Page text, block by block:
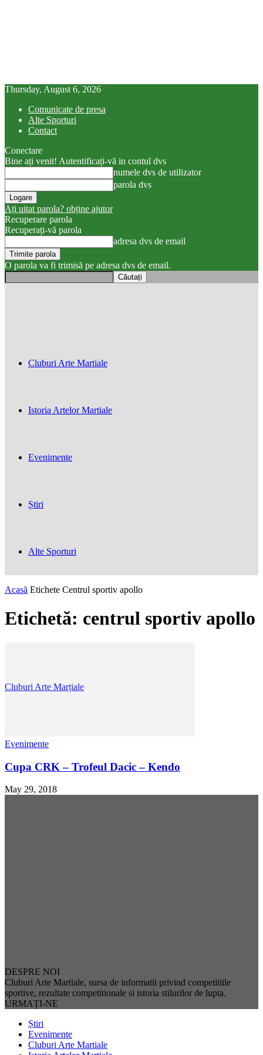
Thursday, August 6, 2026
Comunicate de presa
Alte Sporturi
Contact
Conectare
Bine ați venit! Autentificați-vă in contul dvs
numele dvs de utilizator
parola dvs
Ați uitat parola? obține ajutor
Recuperare parola
Recuperați-vă parola
adresa dvs de email
O parola va fi trimisă pe adresa dvs de email.
Cluburi Arte Marțiale
Cluburi Arte Martiale
Istoria Artelor Martiale
Evenimente
Știri
Alte Sporturi
Acasă Etichete Centrul sportiv apollo
Etichetă: centrul sportiv apollo
Evenimente
Cupa CRK – Trofeul Dacic – Kendo
May 29, 2018
DESPRE NOI
Cluburi Arte Martiale, sursa de informatii privind competitiile
sportive, rezultate competitionale si istoria stilurilor de lupta.
URMAȚI-NE
Știri
Evenimente
Cluburi Arte Martiale